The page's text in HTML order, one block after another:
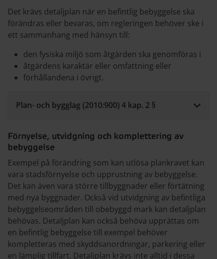
Det krävs detaljplan när en befintlig bebyggelse ska
förändras eller bevaras, om regleringen behöver ske i
ett sammanhang med hänsyn till:
den fysiska miljö som åtgärden ska genomföras i
åtgärdens karaktär eller omfattning eller
förhållandena i övrigt.
Plan- och bygglag (2010:900) 4 kap. 2 §
Förnyelse, utvidgning och komplettering av
bebyggelse
Exempel på förändring som kan utlösa plankravet kan
vara stadsförnyelse och upprustning av bebyggelse.
Det kan även vara större tillbyggnader eller förtätning
med nya byggnader. Också vid utvidgning av befintliga
bebyggelseområden till obebyggd mark kan detaljplan
behövas. Detaljplan kan också behöva upprättas om
en befintlig bebyggelse till exempel behöver
kompletteras med skyddsanordningar, parkering eller
en lämplig tillfart. Detaljplan krävs inte alltid i dessa